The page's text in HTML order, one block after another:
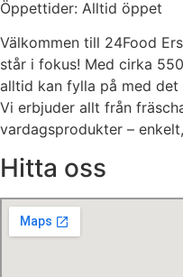
Öppettider: Alltid öppet
Välkommen till 24Food
står i fokus! Med cirka
alltid kan fylla på med det
Vi erbjuder allt från
vardagsprodukter –
Hitta oss